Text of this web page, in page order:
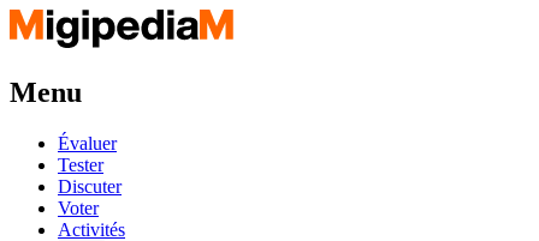
Menu
Évaluer
Tester
Discuter
Voter
Activités